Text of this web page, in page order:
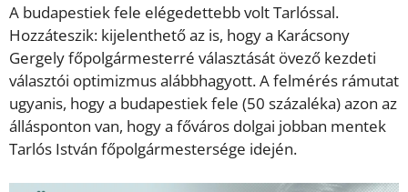
A budapestiek fele elégedettebb volt Tarlóssal.
Hozzáteszik: kijelenthető az is, hogy a Karácsony
Gergely főpolgármesterré választását övező kezdeti
választói optimizmus alábbhagyott. A felmérés rámutat
ugyanis, hogy a budapestiek fele (50 százaléka) azon az
állásponton van, hogy a főváros dolgai jobban mentek
Tarlós István főpolgármestersége idején.